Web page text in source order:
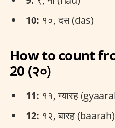
10: १०, दस (das)
How to count
20 (२०)
11: ११, ग्यारह
12: १२, बारह (baarah)